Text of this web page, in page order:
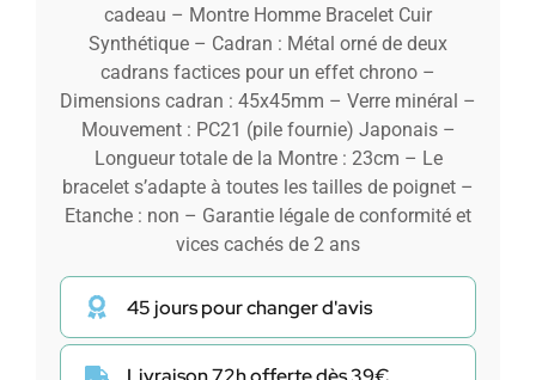
cadeau – Montre Homme Bracelet Cuir
Synthétique – Cadran : Métal orné de deux
cadrans factices pour un effet chrono –
Dimensions cadran : 45x45mm – Verre minéral –
Mouvement : PC21 (pile fournie) Japonais –
Longueur totale de la Montre : 23cm – Le
bracelet s’adapte à toutes les tailles de poignet –
Etanche : non – Garantie légale de conformité et
vices cachés de 2 ans
45 jours pour changer d'avis